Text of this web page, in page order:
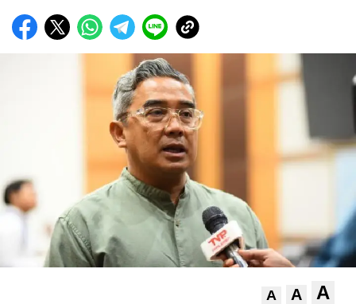
A A A